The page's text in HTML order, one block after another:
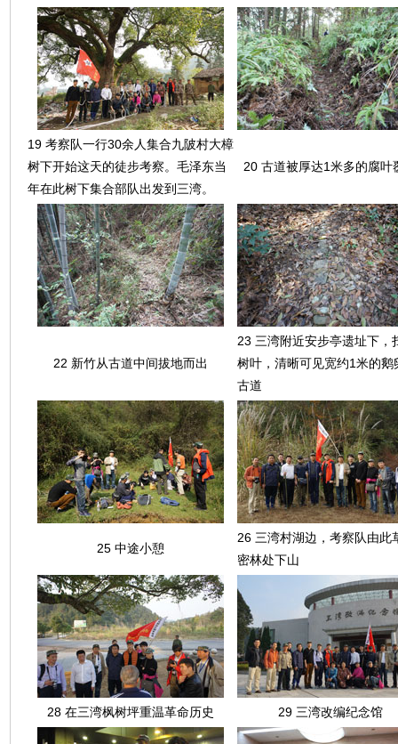
19 考察队一行30余人集合九陂村大樟
树下开始这天的徒步考察。毛泽东当
年在此树下集合部队出发到三湾。
20 古道被厚达1米多的腐叶
22 新竹从古道中间拔地而出
23 三湾附近安步亭遗址下，
树叶，清晰可见宽约1米的鹅
古道
25 中途小憩
26 三湾村湖边，考察队由此
密林处下山
28 在三湾枫树坪重温革命历史 29 三湾改编纪念馆